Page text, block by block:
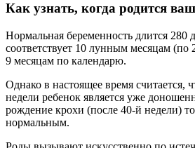
Как узнать, когда родится
Нормальная беременность длится 280
соответствует 10 лунным месяцам
9 месяцам по календарю.
Однако в настоящее время считается,
недели ребенок является уже
рождение крохи (после 40-й недели)
нормальным.